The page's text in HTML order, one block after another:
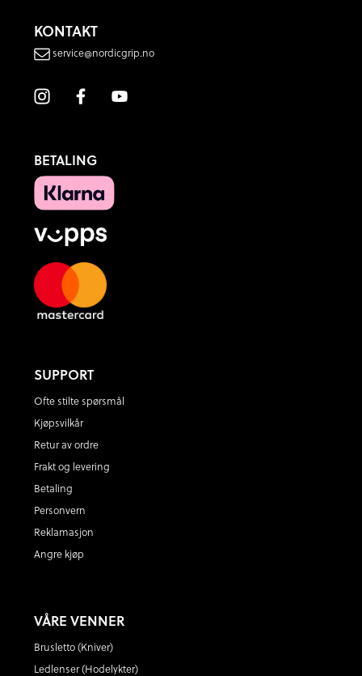
KONTAKT
service@nordicgrip.no
BETALING
SUPPORT
Ofte stilte spørsmål
Kjøpsvilkår
Retur av ordre
Frakt og levering
Betaling
Personvern
Reklamasjon
Angre kjøp
VÅRE VENNER
Brusletto (Kniver)
Ledlenser (Hodelykter)